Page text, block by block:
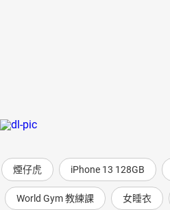
煙仔虎 iPhone 13 128GB
World Gym 教練課 女睡衣